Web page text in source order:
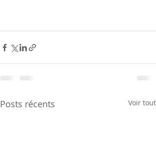
Posts récents Voir tout